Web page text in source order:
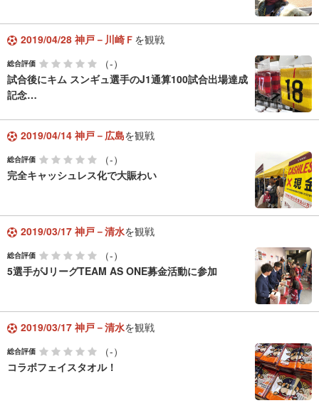
2019/04/28 神戸－川崎Ｆ を観戦
総合評価
（-）
試合後にキム スンギュ選手のJ1通算100試合出場達成
記念…
2019/04/14 神戸－広島を観戦
総合評価
（-）
完全キャッシュレス化で大賑わい
2019/03/17 神戸－清水を観戦
総合評価
（-）
5選手がJリーグTEAM AS ONE募金活動に参加
2019/03/17 神戸－清水を観戦
総合評価
（-）
コラボフェイスタオル！